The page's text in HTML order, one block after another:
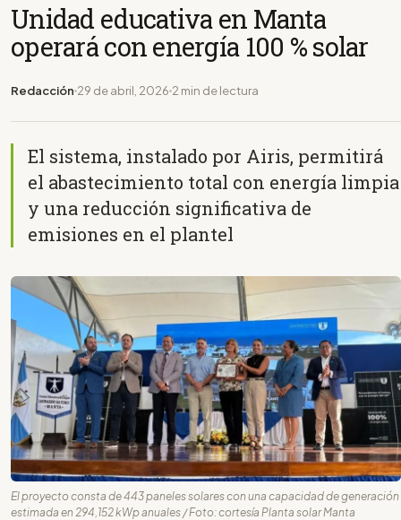
Unidad educativa en Manta
operará con energía 100 % solar
Redacción 29 de abril, 2026 2 min de lectura
El sistema, instalado por Airis, permitirá
el abastecimiento total con energía limpia
y una reducción significativa de
emisiones en el plantel
El proyecto consta de 443 paneles solares con una capacidad de generación
estimada en 294,152 kWp anuales / Foto: cortesía Planta solar Manta